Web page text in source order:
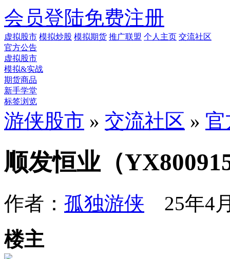
会员登陆免费注册
虚拟股市 模拟炒股 模拟期货 推广联盟 个人主页 交流社区
官方公告
虚拟股市
模拟&实战
期货商品
新手学堂
标签浏览
游侠股市 » 交流社区 »
顺发恒业（
作者： 孤独游侠 25年4
楼主